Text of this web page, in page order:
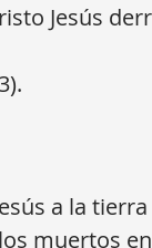
Jesús
a la
muertos